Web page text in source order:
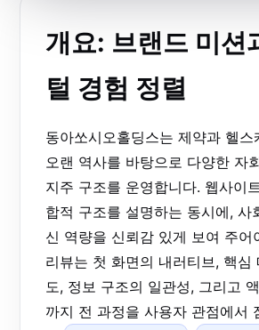
개요: 브랜드 미션
털 경험 정렬
동아쏘시오홀딩스는 제약과 헬스
오랜 역사를 바탕으로 다양한 자
지주 구조를 운영합니다. 웹사이
합적 구조를 설명하는 동시에, 사
신 역량을 신뢰감 있게 보여 주어
리뷰는 첫 화면의 내러티브, 핵심
도, 정보 구조의 일관성, 그리고
까지 전 과정을 사용자 관점에서